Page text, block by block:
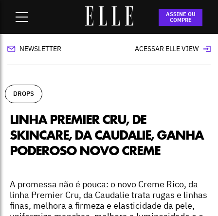
ASSINE OU
COMPRE
Linha Premier Cru, de skincare, da Caudalie,
ganha poderoso novo creme
NEWSLETTER ACESSAR ELLE VIEW
DROPS
LINHA PREMIER CRU, DE
SKINCARE, DA CAUDALIE, GANHA
PODEROSO NOVO CREME
A promessa não é pouca: o novo Creme Rico, da
linha Premier Cru, da Caudalie trata rugas e linhas
finas, melhora a firmeza e elasticidade da pele,